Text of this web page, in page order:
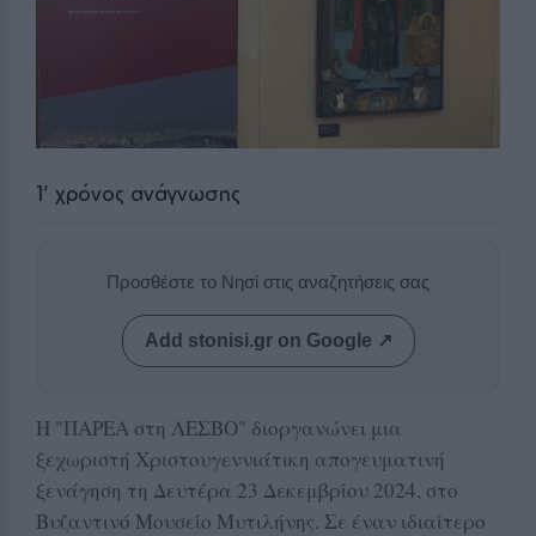
1' χρόνος ανάγνωσης
Προσθέστε το Νησί στις αναζητήσεις σας
Add stonisi.gr on Google ↗
Η "ΠΑΡΕΑ στη ΛΕΣΒΟ" διοργανώνει μια
ξεχωριστή Χριστουγεννιάτικη απογευματινή
ξενάγηση τη Δευτέρα 23 Δεκεμβρίου 2024, στο
Βυζαντινό Μουσείο Μυτιλήνης. Σε έναν ιδιαίτερο